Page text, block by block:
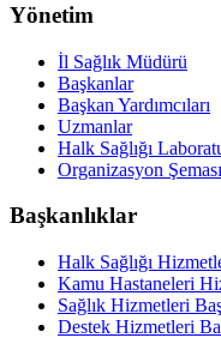
Yönetim
İl Sağlık Müdürü
Başkanlar
Başkan Yardımcıları
Uzmanlar
Halk Sağlığı
Organizasyon Şeması
Başkanlıklar
Halk Sağlığı
Kamu Hastaneleri
Sağlık Hizmetleri
Destek Hizmetleri